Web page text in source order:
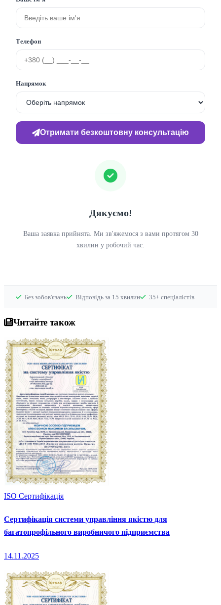
Телефон
Напрямок
Отримати безкоштовну консультацію
Дякуємо!
Ваша заявка прийнята. Ми зв'яжемося з вами протягом 30
хвилин у робочий час.
Без зобов'язань Відповідь за 15 хвилин 35+ спеціалістів
Читайте також
ISO Сертифікація
Сертифікація системи управління якістю для
багатопрофільного виробничого підприємства
14.11.2025